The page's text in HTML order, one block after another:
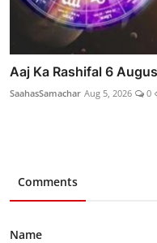
Aaj Ka Rashifal 6
SaahasSamachar Aug 5, 2026 0
Comments
Name